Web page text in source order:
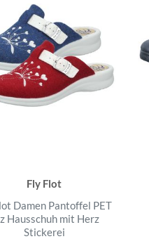
Fly Flot
Damen Pantoffel PET
Hausschuh mit Herz
Stickerei